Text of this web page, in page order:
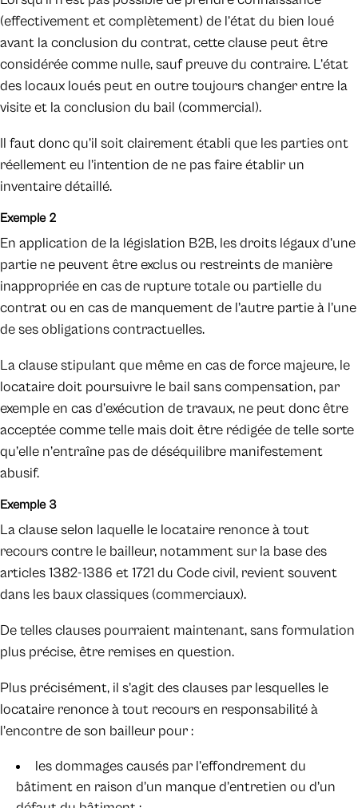
(effectivement et complètement) de l’état du bien loué
avant la conclusion du contrat, cette clause peut être
considérée comme nulle, sauf preuve du contraire. L’état
des locaux loués peut en outre toujours changer entre la
visite et la conclusion du bail (commercial).
Il faut donc qu’il soit clairement établi que les parties ont
réellement eu l’intention de ne pas faire établir un
inventaire détaillé.
Exemple 2
En application de la législation B2B, les droits légaux d’une
partie ne peuvent être exclus ou restreints de manière
inappropriée en cas de rupture totale ou partielle du
contrat ou en cas de manquement de l’autre partie à l’une
de ses obligations contractuelles.
La clause stipulant que même en cas de force majeure, le
locataire doit poursuivre le bail sans compensation, par
exemple en cas d’exécution de travaux, ne peut donc être
acceptée comme telle mais doit être rédigée de telle sorte
qu’elle n’entraîne pas de déséquilibre manifestement
abusif.
Exemple 3
La clause selon laquelle le locataire renonce à tout
recours contre le bailleur, notamment sur la base des
articles 1382-1386 et 1721 du Code civil, revient souvent
dans les baux classiques (commerciaux).
De telles clauses pourraient maintenant, sans formulation
plus précise, être remises en question.
Plus précisément, il s’agit des clauses par lesquelles le
locataire renonce à tout recours en responsabilité à
l’encontre de son bailleur pour :
les dommages causés par l’effondrement du
bâtiment en raison d’un manque d’entretien ou d’un